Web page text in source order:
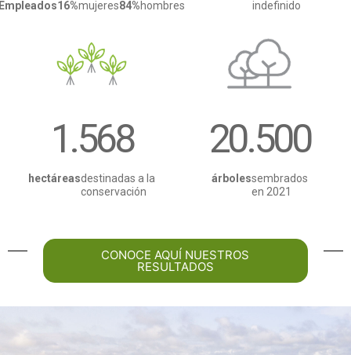
16%mujeres84%hombres
indefinido
hectáreasdestinadas a la
conservación
1.568
árbolessembrados
en 2021
20.500
CONOCE AQUÍ NUESTROS
RESULTADOS